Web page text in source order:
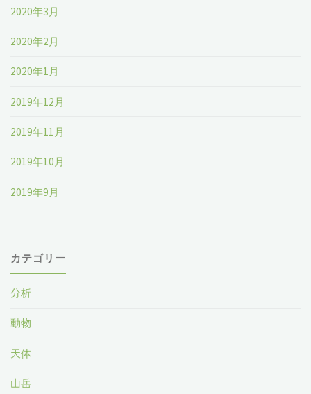
2020年3月
2020年2月
2020年1月
2019年12月
2019年11月
2019年10月
2019年9月
カテゴリー
分析
動物
天体
山岳